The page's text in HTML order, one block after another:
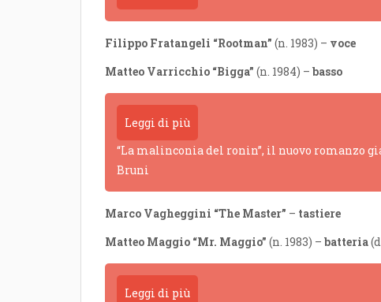
Filippo Fratangeli “Rootman” (n. 1983) – voce
Matteo Varricchio “Bigga” (n. 1984) – basso
Leggi di più
“La malinconia del ronin”, il nuovo romanzo
Bruni
Marco Vagheggini “The Master” – tastiere
Matteo Maggio “Mr. Maggio” (n. 1983) – batteria
Leggi di più